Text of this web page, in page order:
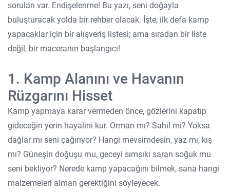
soruları var. Endişelenme! Bu yazı, seni doğayla
buluşturacak yolda bir rehber olacak. İşte, ilk defa kamp
yapacaklar için bir alışveriş listesi; ama sıradan bir liste
değil, bir maceranın başlangıcı!
1. Kamp Alanını ve Havanın
Rüzgarını Hisset
Kamp yapmaya karar vermeden önce, gözlerini kapatıp
gideceğin yerin hayalini kur. Orman mı? Sahil mi? Yoksa
dağlar mı seni çağırıyor? Hangi mevsimdesin, yaz mı, kış
mı? Güneşin doğuşu mu, geceyi sımsıkı saran soğuk mu
seni bekliyor? Nerede kamp yapacağını bilmek, sana hangi
malzemeleri alman gerektiğini söyleyecek.